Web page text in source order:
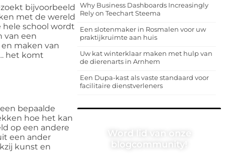
bijvoorbeeld
met de wereld
hele school wordt
van een
maken van
het komt
bepaalde
hoe het kan
op een andere
een ander
kunst en
Why Business Dashboards Increasingly
Rely on Teechart Steema
Een slotenmaker in Rosmalen voor uw
praktijkruimte aan huis
Uw kat winterklaar maken met hulp van
de dierenarts in Arnhem
Een Dupa-kast als vaste standaard voor
facilitaire dienstverleners
Word lid van onze
blogcommunity!